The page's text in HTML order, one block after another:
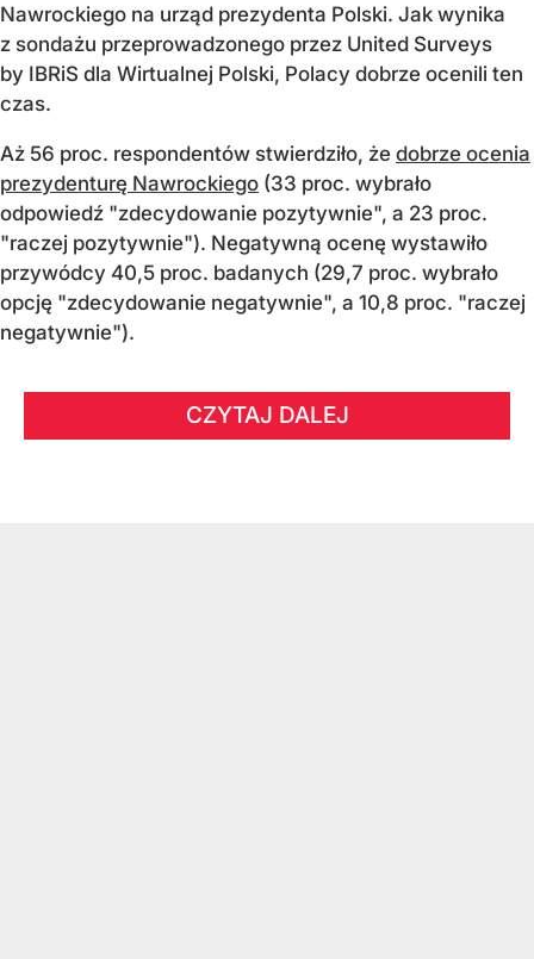
Nawrockiego na urząd prezydenta Polski. Jak wynika
z sondażu przeprowadzonego przez United Surveys
by IBRiS dla Wirtualnej Polski, Polacy dobrze ocenili ten
czas.
Aż 56 proc. respondentów stwierdziło, że dobrze ocenia
prezydenturę Nawrockiego (33 proc. wybrało
odpowiedź "zdecydowanie pozytywnie", a 23 proc.
"raczej pozytywnie"). Negatywną ocenę wystawiło
przywódcy 40,5 proc. badanych (29,7 proc. wybrało
opcję "zdecydowanie negatywnie", a 10,8 proc. "raczej
negatywnie").
CZYTAJ DALEJ